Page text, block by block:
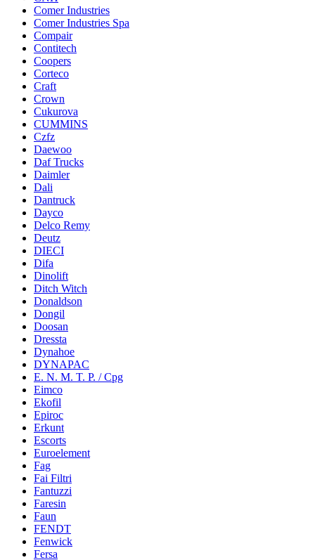
Comer Industries
Comer Industries Spa
Compair
Contitech
Coopers
Corteco
Craft
Crown
Cukurova
CUMMINS
Czfz
Daewoo
Daf Trucks
Daimler
Dali
Dantruck
Dayco
Delco Remy
Deutz
DIECI
Difa
Dinolift
Ditch Witch
Donaldson
Dongil
Doosan
Dressta
Dynahoe
DYNAPAC
E. N. M. T. P. / Cpg
Eimco
Ekofil
Epiroc
Erkunt
Escorts
Euroelement
Fag
Fai Filtri
Fantuzzi
Faresin
Faun
FENDT
Fenwick
Fersa